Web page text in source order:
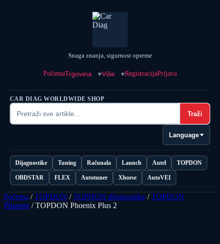
Snaga znanja, sigurnost opreme
PočetnaTrgovina Više RegistracijaPrijava
CAR DIAG WORLDWIDE SHOP
Traži
Language
Dijagnostike Tuning Računala Launch Autel TOPDON
OBDSTAR FLEX Autotuner Xhorse AutoVEI
Početna /TOPDON /TOPDON dijagnostike /TOPDON
Phoenix / TOPDON Phoenix Plus 2